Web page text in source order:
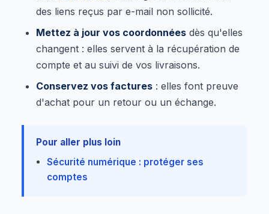
des liens reçus par e-mail non sollicité.
Mettez à jour vos coordonnées dès qu'elles
changent : elles servent à la récupération de
compte et au suivi de vos livraisons.
Conservez vos factures : elles font preuve
d'achat pour un retour ou un échange.
Pour aller plus loin
Sécurité numérique : protéger ses
comptes